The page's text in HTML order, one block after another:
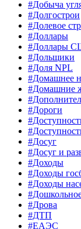
#Добыча
#Долгострои
#Долевое
#Доллары
#Доллары
#Дольщики
#Доля NPL
#Домашнее
#Домашние
#Дороги
#Досуг
#Досуг и
#Доходы
#Доходы
#Доходы
#Дрова
#ДТП
#ЕАЭС